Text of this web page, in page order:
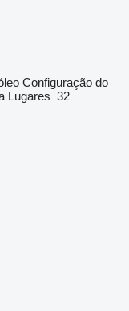
Configuração do
Lugares 32